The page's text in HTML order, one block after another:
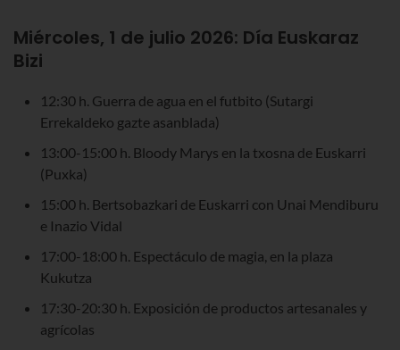
Miércoles, 1 de julio 2026: Día Euskaraz
Bizi
12:30 h. Guerra de agua en el futbito (Sutargi
Errekaldeko gazte asanblada)
13:00-15:00 h. Bloody Marys en la txosna de Euskarri
(Puxka)
15:00 h. Bertsobazkari de Euskarri con Unai Mendiburu
e Inazio Vidal
17:00-18:00 h. Espectáculo de magia, en la plaza
Kukutza
17:30-20:30 h. Exposición de productos artesanales y
agrícolas